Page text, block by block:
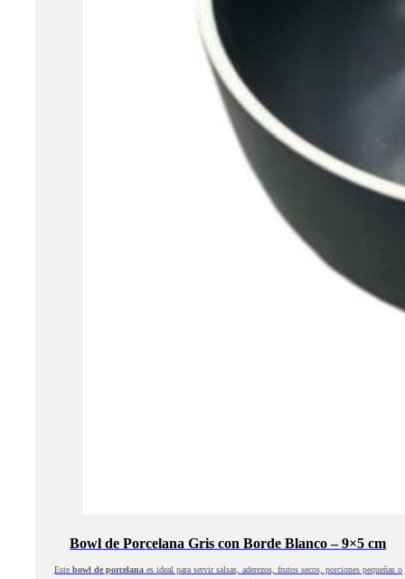
Bowl de Porcelana Gris con Borde Blanco – 9×5 cm
Este bowl de porcelanaes ideal para servir salsas, aderezos, frutos secos, porciones pequeñas o